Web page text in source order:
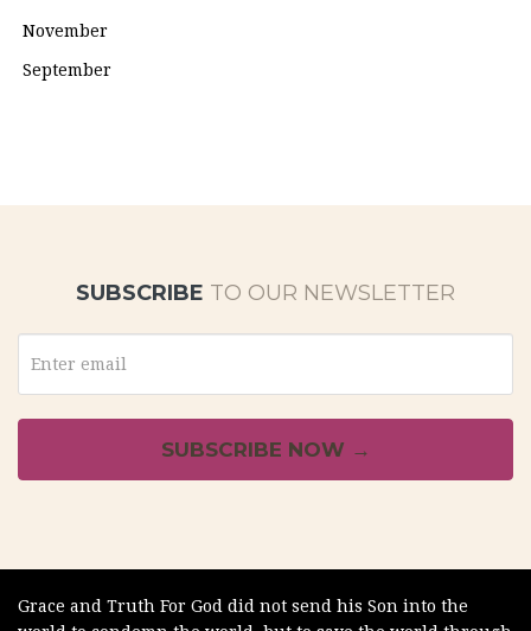
November
September
SUBSCRIBE TO OUR NEWSLETTER
Grace and Truth For God did not send his Son into the